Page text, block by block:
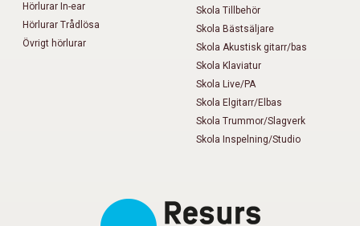
Hörlurar In-ear
Hörlurar Trådlösa
Övrigt hörlurar
Skola Tillbehör
Skola Bästsäljare
Skola Akustisk gitarr/bas
Skola Klaviatur
Skola Live/PA
Skola Elgitarr/Elbas
Skola Trummor/Slagverk
Skola Inspelning/Studio